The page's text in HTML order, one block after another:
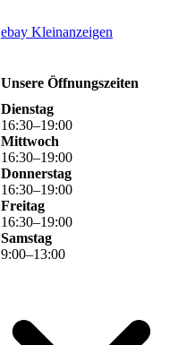
ebay Kleinanzeigen
Unsere Öffnungszeiten
Dienstag
16:30–19:00
Mittwoch
16:30–19:00
Donnerstag
16:30–19:00
Freitag
16:30–19:00
Samstag
9:00–13:00